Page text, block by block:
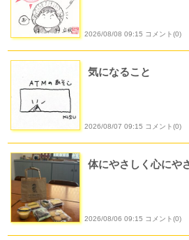
2026/08/08 09:15 コメント(0)
気になること
2026/08/07 09:15 コメント(0)
体にやさしく心にや
2026/08/06 09:15 コメント(0)